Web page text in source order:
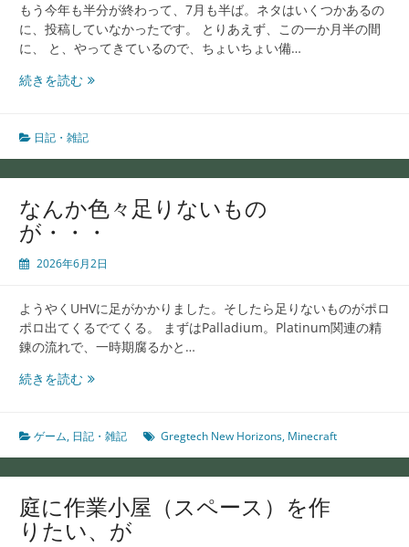
の
網
戸
作
もう今年も半分が終わって、7月も半ば。ネタはいくつかあるの
に、投稿していなかったです。 とりあえず、この一か月半の間
に、 と、やってきているので、ちょいちょい備…
続きを読む気
い
た
ら
ば
投
し
て
い
か
日記・雑記
なんか色々足りないもの
が・・・
2026年6月2日
ようやくUHVに足がかかりました。そしたら足りないものがポロ
ポロ出てくるでてくる。 まずはPalladium。Platinum関連の精
錬の流れで、一時期腐るかと…
続きを読むな
色々
足
り
な
い
も
ゲーム, 日記・雑記 Gregtech New Horizons, Minecraft
庭に作業小屋（スペース）を作
りたい、が